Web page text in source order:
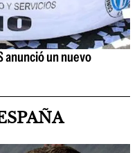
anunció un nuevo